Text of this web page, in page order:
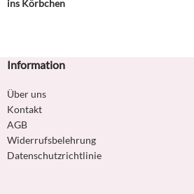
ins Körbchen
Information
Über uns
Kontakt
AGB
Widerrufsbelehrung
Datenschutzrichtlinie